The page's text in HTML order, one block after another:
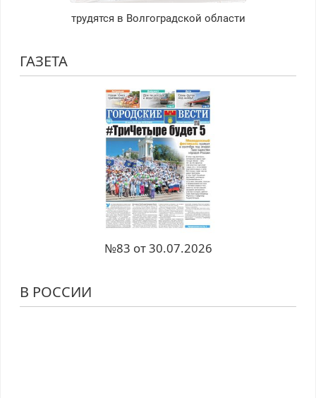
трудятся в Волгоградской области
ГАЗЕТА
№83 от 30.07.2026
В РОССИИ